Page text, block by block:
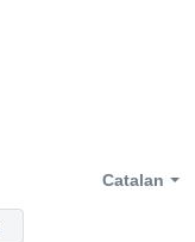
Catalan